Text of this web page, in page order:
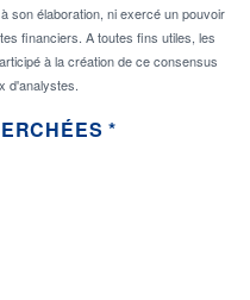
son élaboration, ni exercé un pouvoir
financiers. A toutes fins utiles, les
à la création de ce consensus
d'analystes.
*